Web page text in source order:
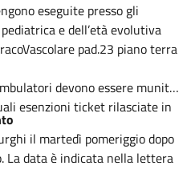
eseguite presso gli
e dell’età evolutiva
pad.23 piano terra
devono essere muniti
esenzioni ticket rilasciate in
il martedì pomeriggio dopo
La data è indicata nella lettera